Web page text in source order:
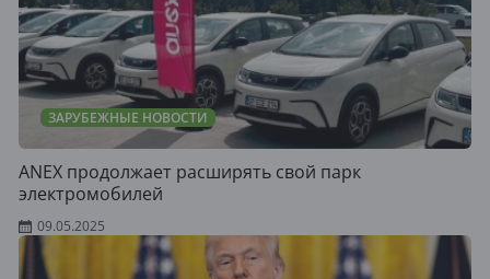
ЗАРУБЕЖНЫЕ НОВОСТИ
ANEX продолжает расширять свой парк
электромобилей
09.05.2025